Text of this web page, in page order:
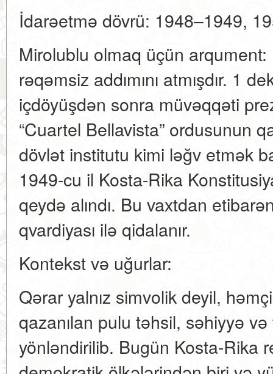
İdarəetmə dövrü: 1948–1949,
Mirolublu olmaq üçün
rəqəmsiz addımını atmışdır. 1
içdöyüşdən sonra müvəqqəti
“Cuartel Bellavista” ordusunun
dövlət institutu kimi ləğv etmək
1949-cu il Kosta-Rika
qeydə alındı. Bu vaxtdan
qvardiyası ilə qidalanır.
Kontekst və uğurlar:
Qərar yalnız simvolik deyil,
qazanılan pulu təhsil, səhiyyə
yönləndirilib. Bugün Kosta-Rika